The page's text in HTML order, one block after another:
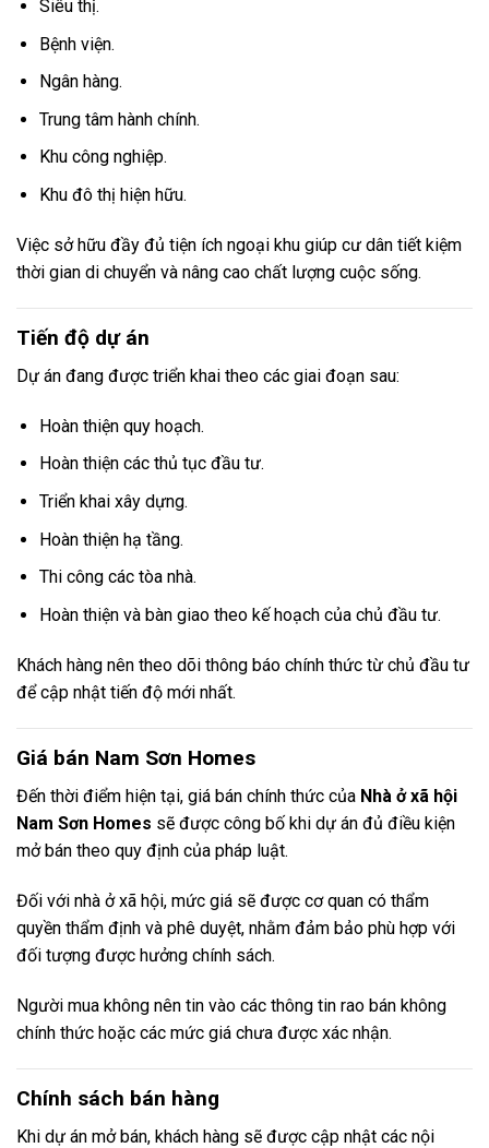
Siêu thị.
Bệnh viện.
Ngân hàng.
Trung tâm hành chính.
Khu công nghiệp.
Khu đô thị hiện hữu.
Việc sở hữu đầy đủ tiện ích ngoại khu giúp cư dân tiết kiệm
thời gian di chuyển và nâng cao chất lượng cuộc sống.
Tiến độ dự án
Dự án đang được triển khai theo các giai đoạn sau:
Hoàn thiện quy hoạch.
Hoàn thiện các thủ tục đầu tư.
Triển khai xây dựng.
Hoàn thiện hạ tầng.
Thi công các tòa nhà.
Hoàn thiện và bàn giao theo kế hoạch của chủ đầu tư.
Khách hàng nên theo dõi thông báo chính thức từ chủ đầu tư
để cập nhật tiến độ mới nhất.
Giá bán Nam Sơn Homes
Đến thời điểm hiện tại, giá bán chính thức của Nhà ở xã hội
Nam Sơn Homes sẽ được công bố khi dự án đủ điều kiện
mở bán theo quy định của pháp luật.
Đối với nhà ở xã hội, mức giá sẽ được cơ quan có thẩm
quyền thẩm định và phê duyệt, nhằm đảm bảo phù hợp với
đối tượng được hưởng chính sách.
Người mua không nên tin vào các thông tin rao bán không
chính thức hoặc các mức giá chưa được xác nhận.
Chính sách bán hàng
Khi dự án mở bán, khách hàng sẽ được cập nhật các nội